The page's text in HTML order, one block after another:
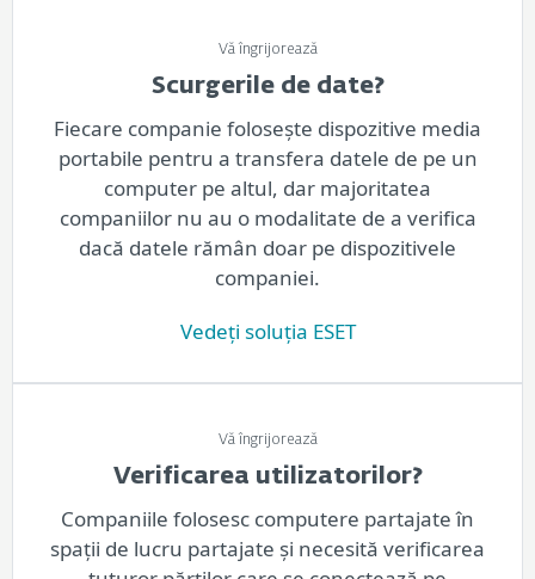
Vă îngrijorează
Scurgerile de date?
Fiecare companie folosește dispozitive media
portabile pentru a transfera datele de pe un
computer pe altul, dar majoritatea
companiilor nu au o modalitate de a verifica
dacă datele rămân doar pe dispozitivele
companiei.
Vedeți soluția ESET
Vă îngrijorează
Verificarea utilizatorilor?
Companiile folosesc computere partajate în
spații de lucru partajate și necesită verificarea